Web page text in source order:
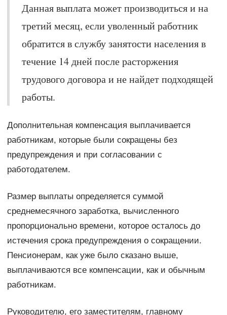
Данная выплата может производиться и на
третий месяц, если уволенный работник
обратится в службу занятости населения в
течение 14 дней после расторжения
трудового договора и не найдет подходящей
работы.
Дополнительная компенсация выплачивается
работникам, которые были сокращены без
предупреждения и при согласовании с
работодателем.
Размер выплаты определяется суммой
среднемесячного заработка, вычисленного
пропорционально времени, которое осталось до
истечения срока предупреждения о сокращении.
Пенсионерам, как уже было сказано выше,
выплачиваются все компенсации, как и обычным
работникам.
Руководителю, его заместителям, главному